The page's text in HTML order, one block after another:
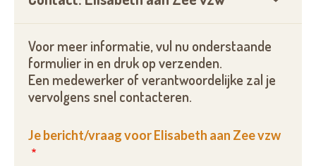
Voor meer informatie, vul nu onderstaande
formulier in en druk op verzenden.
Een medewerker of verantwoordelijke zal je
vervolgens snel contacteren.
Je bericht/vraag voor Elisabeth aan Zee vzw